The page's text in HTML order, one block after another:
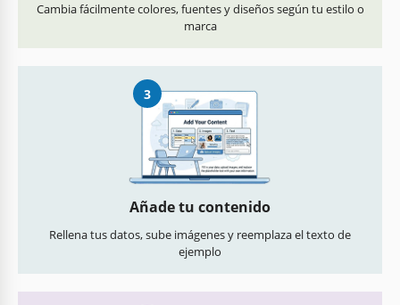
Cambia fácilmente colores, fuentes y diseños según tu estilo o
marca
3
Añade tu contenido
Rellena tus datos, sube imágenes y reemplaza el texto de
ejemplo